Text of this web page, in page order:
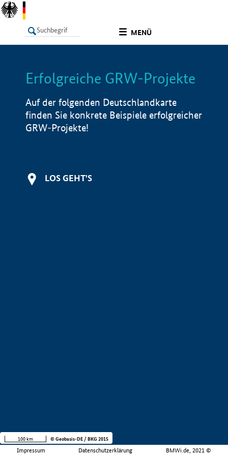
MENÜ
LISTE Info
Erfolgreiche GRW-Projekte
Auf der folgenden Deutschlandkarte
finden Sie konkrete Beispiele erfolgreicher
GRW-Projekte!
LOS GEHT'S
Impressum Datenschutzerklärung BMWi.de, 2021 ©
100 km © Geobasis-DE / BKG 2015